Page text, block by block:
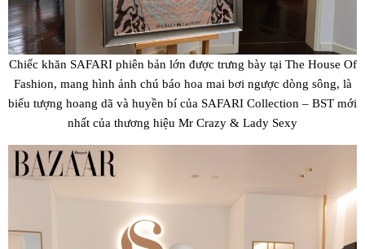
Chiếc khăn SAFARI phiên bản lớn được trưng bày tại The House Of
Fashion, mang hình ảnh chú báo hoa mai bơi ngược dòng sông, là
biểu tượng hoang dã và huyền bí của SAFARI Collection – BST mới
nhất của thương hiệu Mr Crazy & Lady Sexy